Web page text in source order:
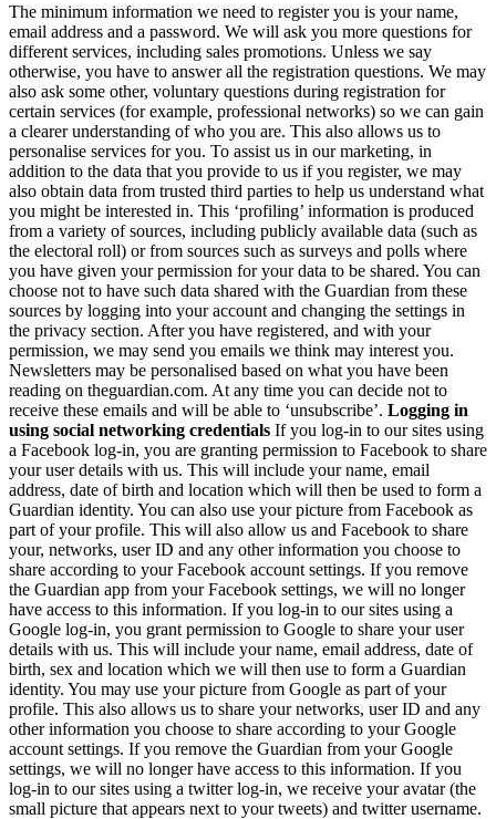
The minimum information we need to register you is your name,
email address and a password. We will ask you more questions for
different services, including sales promotions. Unless we say
otherwise, you have to answer all the registration questions. We may
also ask some other, voluntary questions during registration for
certain services (for example, professional networks) so we can gain
a clearer understanding of who you are. This also allows us to
personalise services for you. To assist us in our marketing, in
addition to the data that you provide to us if you register, we may
also obtain data from trusted third parties to help us understand what
you might be interested in. This ‘profiling’ information is produced
from a variety of sources, including publicly available data (such as
the electoral roll) or from sources such as surveys and polls where
you have given your permission for your data to be shared. You can
choose not to have such data shared with the Guardian from these
sources by logging into your account and changing the settings in
the privacy section. After you have registered, and with your
permission, we may send you emails we think may interest you.
Newsletters may be personalised based on what you have been
reading on theguardian.com. At any time you can decide not to
receive these emails and will be able to ‘unsubscribe’. Logging in
using social networking credentials If you log-in to our sites using
a Facebook log-in, you are granting permission to Facebook to share
your user details with us. This will include your name, email
address, date of birth and location which will then be used to form a
Guardian identity. You can also use your picture from Facebook as
part of your profile. This will also allow us and Facebook to share
your, networks, user ID and any other information you choose to
share according to your Facebook account settings. If you remove
the Guardian app from your Facebook settings, we will no longer
have access to this information. If you log-in to our sites using a
Google log-in, you grant permission to Google to share your user
details with us. This will include your name, email address, date of
birth, sex and location which we will then use to form a Guardian
identity. You may use your picture from Google as part of your
profile. This also allows us to share your networks, user ID and any
other information you choose to share according to your Google
account settings. If you remove the Guardian from your Google
settings, we will no longer have access to this information. If you
log-in to our sites using a twitter log-in, we receive your avatar (the
small picture that appears next to your tweets) and twitter username.